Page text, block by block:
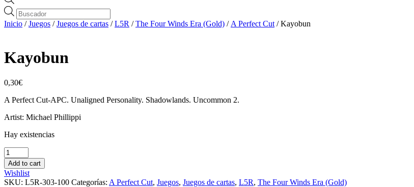
Búsqueda
de
productos
Inicio /Juegos /Juegos de cartas /L5R /The Four Winds Era (Gold) / A Perfect Cut / Kayobun
Kayobun
0,30€
A Perfect Cut-APC. Unaligned Personality. Shadowlands. Uncommon 2.
Artist: Michael Phillippi
Hay existencias
Kayobun
cantidad
Add to cart
Wishlist
SKU: L5R-303-100 Categorías: A Perfect Cut, Juegos, Juegos de cartas, L5R, The Four Winds Era (Gold)